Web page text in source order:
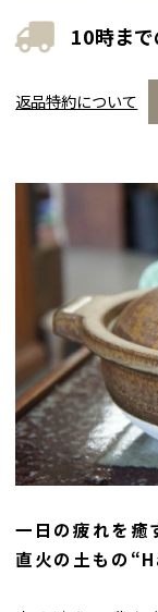
10時まで
返品特約について
一日の疲れを癒
直火の土もの